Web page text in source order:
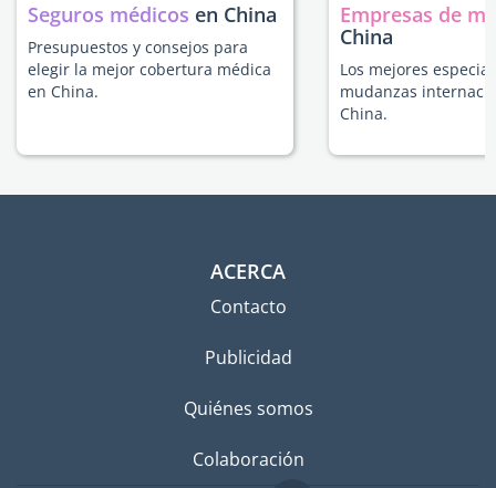
Seguros médicos en China
Presupuestos y consejos para
elegir la mejor cobertura médica
en China.
Empresas de
China
Los mejores
mudanzas
China.
ACERCA
Contacto
Publicidad
Quiénes somos
Colaboración